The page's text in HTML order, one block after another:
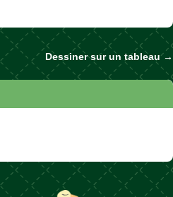
articles
Dessiner sur un tableau→